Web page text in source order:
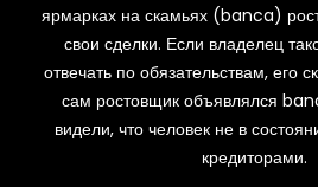
ярмарках на скамьях (banca)
свои сделки. Если владелец
отвечать по обязательствам, его
сам ростовщик объявлялся
видели, что человек не в
кредиторами.